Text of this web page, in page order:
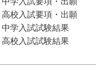
高校入試要項・出願
中学入試試験結果
高校入試試験結果